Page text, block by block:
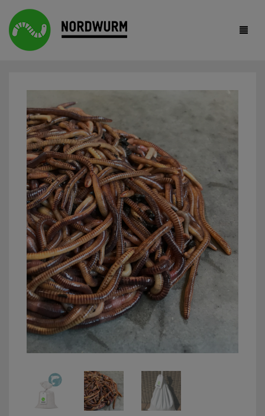
ANGELWÜRMER
KOMPOSTWÜRMER
FUTTERWÜRMER
REGENWURMHUMUS
F.A.Q.
SHOP
WARENKORB